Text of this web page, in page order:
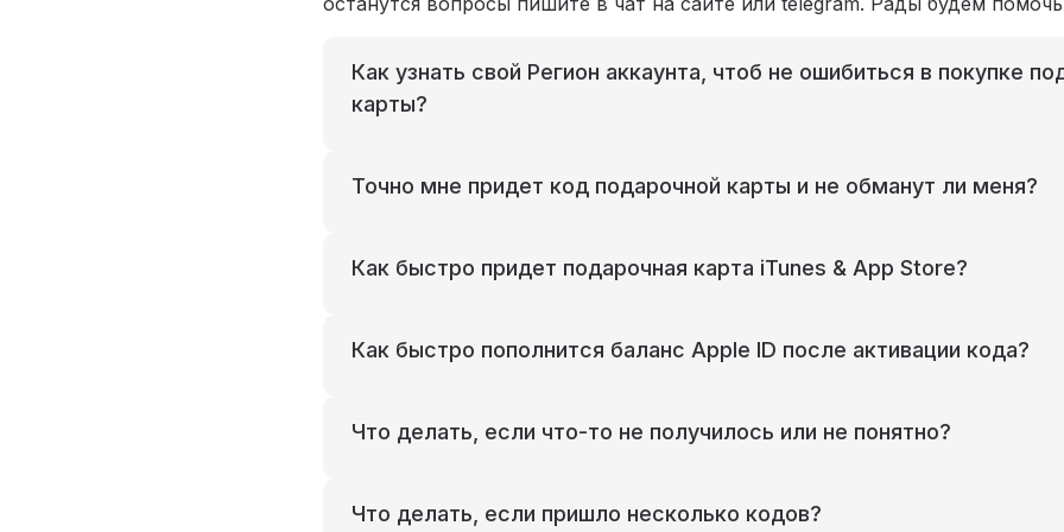
Как узнать свой Регион аккаунта, чтоб не ошибиться в покупке
карты?
Точно мне придет код подарочной карты и не обманут ли меня?
Как быстро придет подарочная карта iTunes & App Store?
Как быстро пополнится баланс Apple ID после активации кода?
Что делать, если что-то не получилось или не понятно?
Что делать, если пришло несколько кодов?